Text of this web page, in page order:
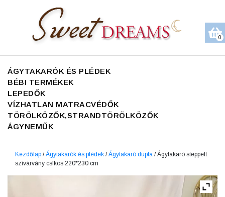
ÁGYTAKARÓK ÉS PLÉDEK
BÉBI TERMÉKEK
LEPEDŐK
VÍZHATLAN MATRACVÉDŐK
TÖRÖLKÖZŐK,STRANDTÖRÖLKÖZŐK
ÁGYNEMŰK
Kezdőlap /Ágytakarók és plédek /Ágytakaró dupla / Ágytakaró steppelt
szívárvány csíkos 220*230 cm
0